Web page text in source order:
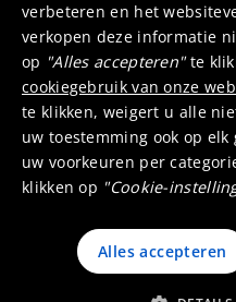
Belgisch bedrijf
4Locaties in
verbeteren en het
verkopen deze informatie
op "Alles accepteren"te
cookiegebruik van onze
te klikken, weigert u alle
uw toestemming ook op
uw voorkeuren per
klikken op "Cookie-
Alles accepteren